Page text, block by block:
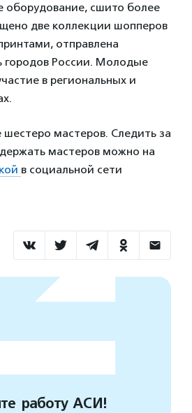
оборудование, сшито более
две коллекции шопперов
отправлена
городов России. Молодые
в региональных и
шестеро мастеров. Следить за
мастеров можно на
в социальной сети
работу АСИ!